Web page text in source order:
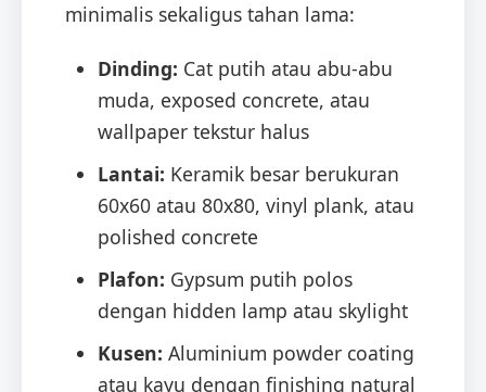
minimalis sekaligus tahan lama:
Dinding: Cat putih atau abu-abu
muda, exposed concrete, atau
wallpaper tekstur halus
Lantai: Keramik besar berukuran
60x60 atau 80x80, vinyl plank, atau
polished concrete
Plafon: Gypsum putih polos
dengan hidden lamp atau skylight
Kusen: Aluminium powder coating
atau kayu dengan finishing natural